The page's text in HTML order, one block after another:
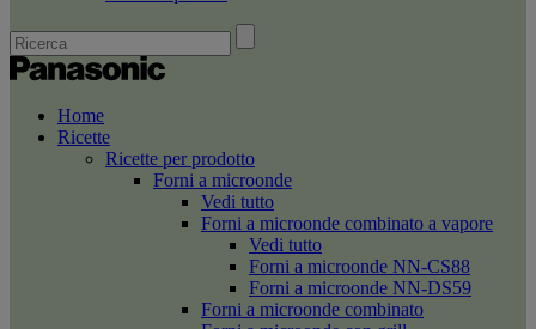
Home
Ricette
Ricette per prodotto
Forni a microonde
Vedi tutto
Forni a microonde combinato a vapore
Vedi tutto
Forni a microonde NN-CS88
Forni a microonde NN-DS59
Forni a microonde combinato